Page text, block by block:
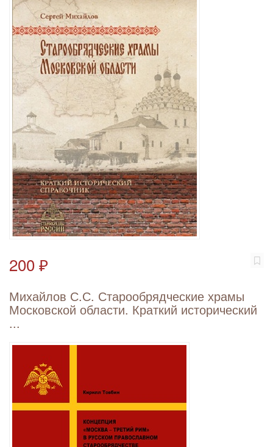
200 ₽
Михайлов С.С. Старообрядческие храмы
Московской области. Краткий исторический
...